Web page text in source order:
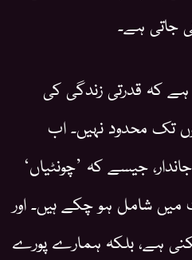
جاتی ہے۔
ہے کہ قدرتی زندگی کی
تک محدود نہیں۔ اب
جیسے کہ ’چونٹیاں‘
شامل ہو چکے ہیں۔ اور
ہے، بلکہ ہمارے پورے